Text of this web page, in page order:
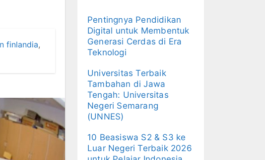
finlandia,
Pentingnya Pendidikan
Digital untuk Membentuk
Generasi Cerdas di Era
Teknologi
Universitas Terbaik
Tambahan di Jawa
Tengah: Universitas
Negeri Semarang
(UNNES)
10 Beasiswa S2 & S3 ke
Luar Negeri Terbaik 2026